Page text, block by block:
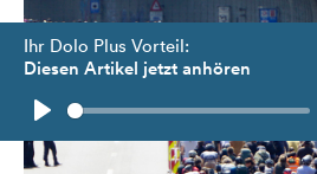
Ihr Dolo Plus Vorteil:
Diesen Artikel jetzt anhören
Play